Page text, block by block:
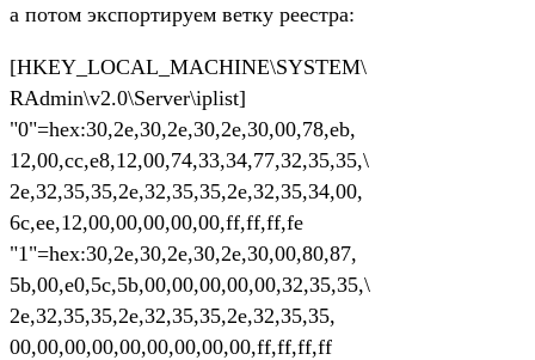
а потом экспортируем ветку реестра:
[HKEY_LOCAL_MACHINE\SYSTEM\
RAdmin\v2.0\Server\iplist]
"0"=hex:30,2e,30,2e,30,2e,30,00,78,eb,
12,00,cc,e8,12,00,74,33,34,77,32,35,35,\
2e,32,35,35,2e,32,35,35,2e,32,35,34,00,
6c,ee,12,00,00,00,00,00,ff,ff,ff,fe
"1"=hex:30,2e,30,2e,30,2e,30,00,80,87,
5b,00,e0,5c,5b,00,00,00,00,00,32,35,35,\
2e,32,35,35,2e,32,35,35,2e,32,35,35,
00,00,00,00,00,00,00,00,00,ff,ff,ff,ff